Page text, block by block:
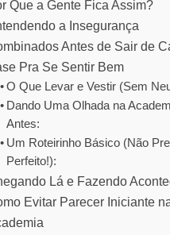
Que a Gente Fica Assim?
a Insegurança
Antes de Sair de
Pra Se Sentir Bem
O Que Levar e Vestir (Sem
Dando Uma Olhada na
Antes:
Um Roteirinho Básico (Não
Perfeito!):
Lá e Fazendo
Evitar Parecer Iniciante